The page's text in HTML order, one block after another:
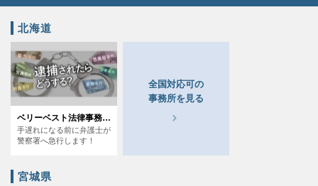
茨城 栃木 群馬 埼玉 千葉 東京 神奈川
東海
岐阜 静岡 愛知
関西
滋賀 京都 大阪 奈良
鳥取
北海道
ベリーベスト法律事務所札幌オフィス
手遅れになる前に弁護士が
警察署へ急行します！
全国対応可の
事務所を見る
宮城県